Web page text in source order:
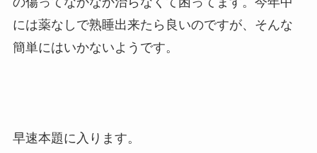
には薬なしで熟睡出来たら良いのですが、そんな
簡単にはいかないようです。
早速本題に入ります。